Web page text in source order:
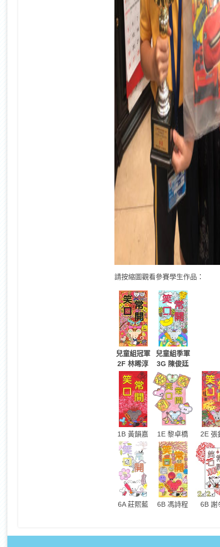
請按縮圖觀看參賽學生作品：
兒童組冠軍
2F 林晞淳
兒童組季軍
3G 陳俊廷
1B 黃韻嘉 1E 黎卓橋 2E 張
6A 莊熙藍 6B 馮詩程 6B 謝